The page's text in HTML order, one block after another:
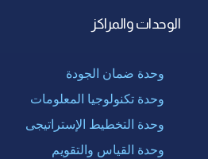
الوحدات والمراكز
وحدة ضمان الجودة
وحدة تكنولوجيا المعلومات
وحدة التخطيط الإستراتيجى
وحدة القياس والتقويم